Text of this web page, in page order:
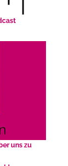
uns zu